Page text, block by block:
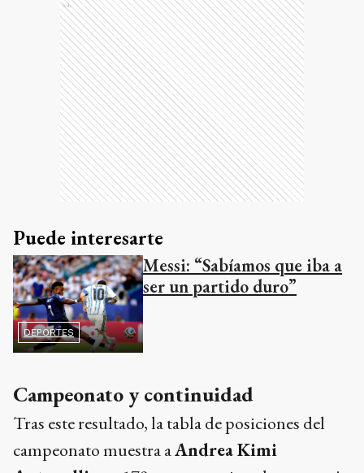
Ads
Puede interesarte
DEPORTES
Messi: “Sabíamos que iba a
ser un partido duro”
Campeonato y continuidad
Tras este resultado, la tabla de posiciones del
campeonato muestra aAndrea Kimi